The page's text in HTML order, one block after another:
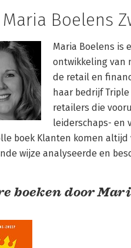
Boelens
Maria Boelens is
ontwikkeling van
de retail en
haar bedrijf
retailers die
leiderschaps- en
boek Klanten komen
wijze analyseerde en
boeken door